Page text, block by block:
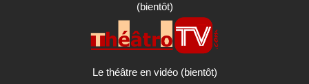
(bientôt)
Le théâtre en vidéo (bientôt)